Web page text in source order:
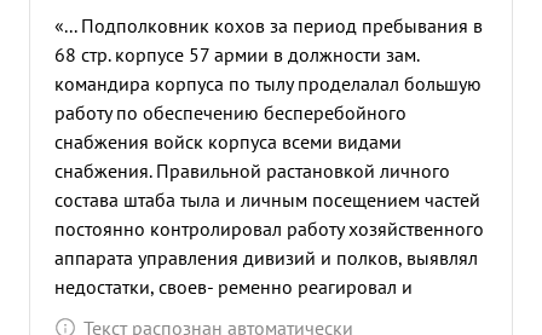
«... Подполковник кохов за период пребывания в
68 стр. корпусе 57 армии в должности зам.
командира корпуса по тылу проделалал большую
работу по обеспечению бесперебойного
снабжения войск корпуса всеми видами
снабжения. Правильной растановкой личного
состава штаба тыла и личным посещением частей
постоянно контролировал работу хозяйственного
аппарата управления дивизий и полков, выявлял
недостатки, своев- ременно реагировал и
принимал меры к их устранению. в период
Текст распознан автоматически